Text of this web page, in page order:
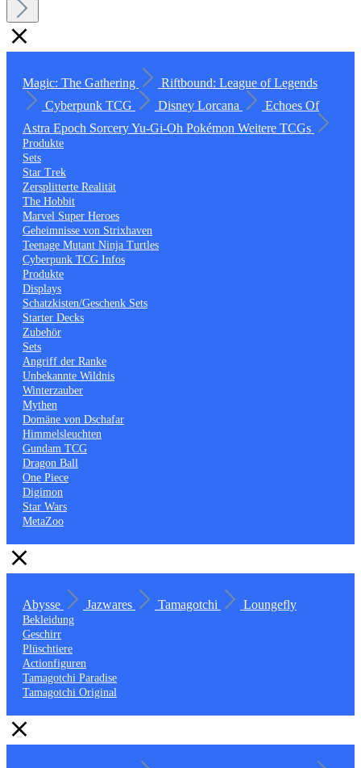
Magic: The Gathering
Riftbound: League of Legends
Cyberpunk TCG
Disney Lorcana
Echoes Of
Astra Epoch SorceryYu-Gi-Oh Pokémon Weitere TCGs
Produkte
Sets
Star Trek
Zersplitterte Realität
The Hobbit
Marvel Super Heroes
Geheimnisse von Strixhaven
Teenage Mutant Ninja Turtles
Cyberpunk TCG Infos
Produkte
Displays
Schatzkisten/Geschenk Sets
Starter Decks
Zubehör
Sets
Angriff der Ranke
Unbekannte Wildnis
Winterzauber
Mythen
Domäne von Dschafar
Himmelsleuchten
Gundam TCG
Dragon Ball
One Piece
Digimon
Star Wars
MetaZoo
Abysse Jazwares Tamagotchi Loungefly
Bekleidung
Geschirr
Plüschtiere
Actionfiguren
Tamagotchi Paradise
Tamagotchi Original